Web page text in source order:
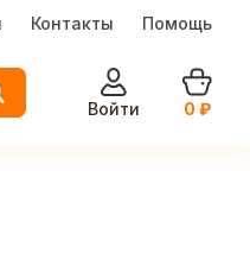
Контакты Помощь
Войти
0 ₽